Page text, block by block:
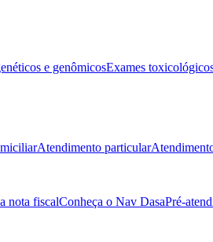
e genômicosExames
Atendimento particular
nota fiscalConheça o Nav DasaPré-